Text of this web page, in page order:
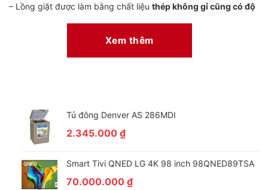
– Lồng giặt được làm bằng chất liệu thép không gỉ cũng có độ
sáng bóng cao, độ bền tốtvà nhất là giảm thiểu tình trạng bám
cặn từ bụi vải và chất giặt tẩy sau mỗi lần giặt, nhờ đó nâng
Xem thêm
Tủ đông Denver AS 286MDI
2.345.000 ₫
Smart Tivi QNED LG 4K 98 inch 98QNED89TSA
70.000.000 ₫